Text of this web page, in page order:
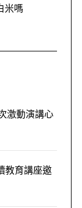
米嗎
激動演講心
教育講座邀